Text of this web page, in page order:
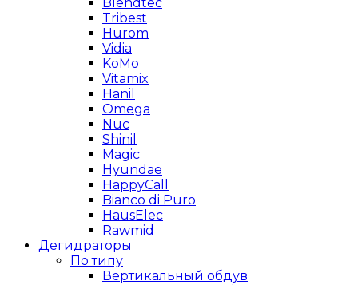
Tribest
Hurom
Vidia
KoMo
Vitamix
Hanil
Omega
Nuc
Shinil
Magic
Hyundae
HappyCall
Bianco di Puro
HausElec
Rawmid
Дегидраторы
По типу
Вертикальный обдув